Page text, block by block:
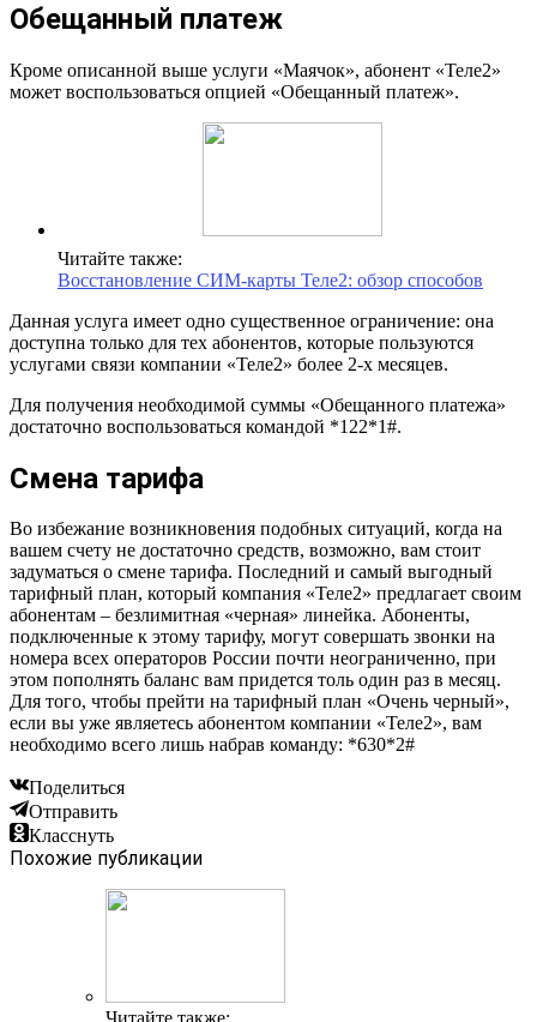
Обещанный платеж
Кроме описанной выше услуги «Маячок», абонент «Теле2»
может воспользоваться опцией «Обещанный платеж».
Читайте также:
Восстановление СИМ-карты Теле2: обзор способов
Данная услуга имеет одно существенное ограничение: она
доступна только для тех абонентов, которые пользуются
услугами связи компании «Теле2» более 2-х месяцев.
Для получения необходимой суммы «Обещанного платежа»
достаточно воспользоваться командой *122*1#.
Смена тарифа
Во избежание возникновения подобных ситуаций, когда на
вашем счету не достаточно средств, возможно, вам стоит
задуматься о смене тарифа. Последний и самый выгодный
тарифный план, который компания «Теле2» предлагает своим
абонентам – безлимитная «черная» линейка. Абоненты,
подключенные к этому тарифу, могут совершать звонки на
номера всех операторов России почти неограниченно, при
этом пополнять баланс вам придется толь один раз в месяц.
Для того, чтобы прейти на тарифный план «Очень черный»,
если вы уже являетесь абонентом компании «Теле2», вам
необходимо всего лишь набрав команду: *630*2#
Поделиться
Отправить
Класснуть
Похожие публикации